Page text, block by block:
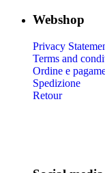
Webshop
Privacy
Terms and
Ordine e
Spedizione
Retour